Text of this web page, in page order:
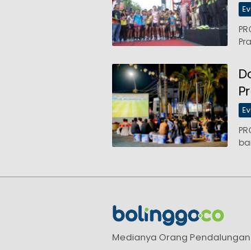
Medianya Orang Pendalungan